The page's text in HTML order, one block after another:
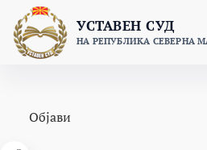
content
УСТАВЕН СУД
НА РЕПУБЛИКА СЕВЕРНА
Објави